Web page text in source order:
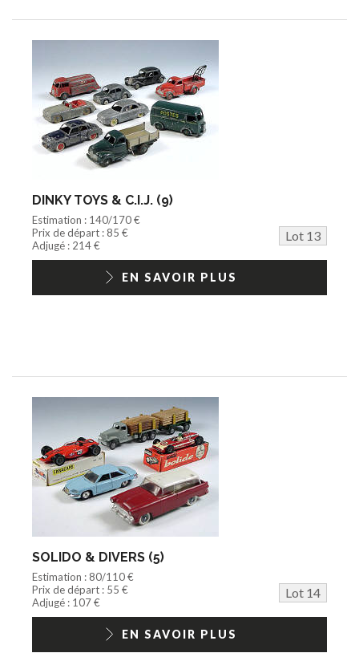
DINKY TOYS & C.I.J. (9)
Estimation : 140/170 €
Prix de départ : 85 €
Lot 13
Adjugé : 214 €
EN SAVOIR PLUS
SOLIDO & DIVERS (5)
Estimation : 80/110 €
Prix de départ : 55 €
Lot 14
Adjugé : 107 €
EN SAVOIR PLUS